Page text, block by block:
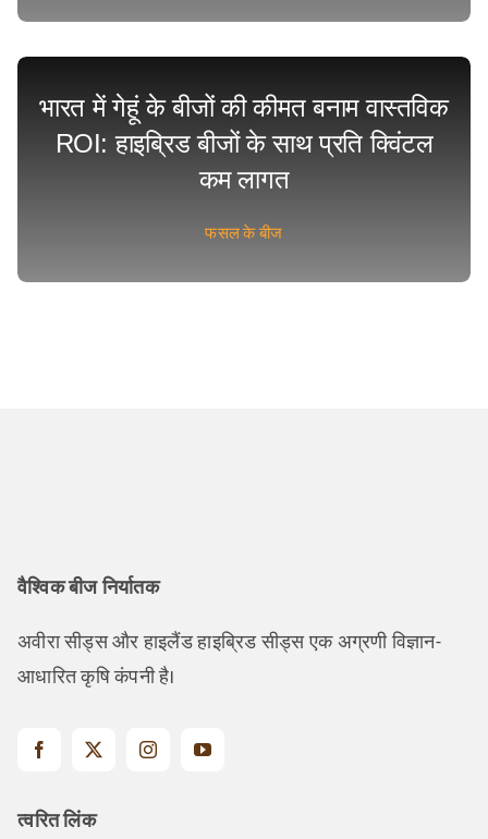
भारत में गेहूं के बीजों की कीमत बनाम वास्तविक
ROI: हाइब्रिड बीजों के साथ प्रति क्विंटल
कम लागत
फसल के बीज
वैश्विक बीज निर्यातक
अवीरा सीड्स और हाइलैंड हाइब्रिड सीड्स एक अग्रणी विज्ञान-
आधारित कृषि कंपनी है।
त्वरित लिंक